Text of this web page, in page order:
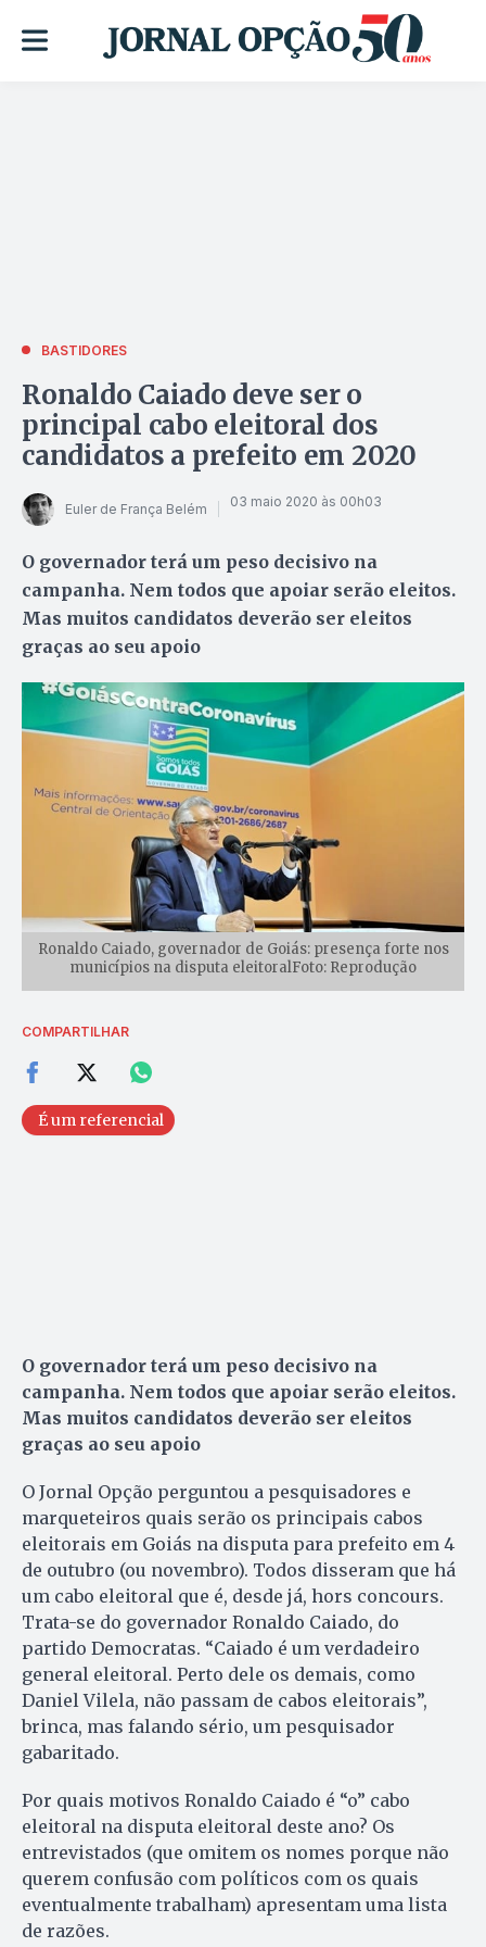
BASTIDORES
Ronaldo Caiado deve ser o
principal cabo eleitoral dos
candidatos a prefeito em 2020
Euler de França Belém 03 maio 2020 às 00h03
O governador terá um peso decisivo na
campanha. Nem todos que apoiar serão eleitos.
Mas muitos candidatos deverão ser eleitos
graças ao seu apoio
Ronaldo Caiado, governador de Goiás: presença forte nos
municípios na disputa eleitoralFoto: Reprodução
COMPARTILHAR
É um referencial
O governador terá um peso decisivo na
campanha. Nem todos que apoiar serão eleitos.
Mas muitos candidatos deverão ser eleitos
graças ao seu apoio
O Jornal Opção perguntou a pesquisadores e
marqueteiros quais serão os principais cabos
eleitorais em Goiás na disputa para prefeito em 4
de outubro (ou novembro). Todos disseram que há
um cabo eleitoral que é, desde já, hors concours.
Trata-se do governador Ronaldo Caiado, do
partido Democratas. “Caiado é um verdadeiro
general eleitoral. Perto dele os demais, como
Daniel Vilela, não passam de cabos eleitorais”,
brinca, mas falando sério, um pesquisador
gabaritado.
Por quais motivos Ronaldo Caiado é “o” cabo
eleitoral na disputa eleitoral deste ano? Os
entrevistados (que omitem os nomes porque não
querem confusão com políticos com os quais
eventualmente trabalham) apresentam uma lista
de razões.